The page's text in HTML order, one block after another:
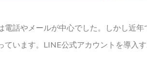
話やメールが中心でした。しかし近
います。LINE公式アカウントを導入